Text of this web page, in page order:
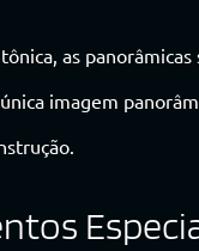
as
imagem